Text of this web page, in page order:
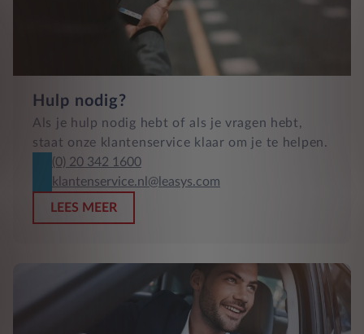
Hulp nodig?
Als je hulp nodig hebt of als je vragen hebt,
staat onze klantenservice klaar om je te helpen.
(0) 20 342 1600
klantenservice.nl@leasys.com
LEES MEER